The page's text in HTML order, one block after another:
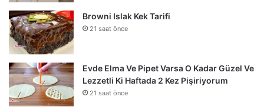
Browni Islak Kek Tarifi
21 saat önce
Evde Elma Ve Pipet Varsa O Kadar Güzel Ve
Lezzetli Ki Haftada 2 Kez Pişiriyorum
21 saat önce